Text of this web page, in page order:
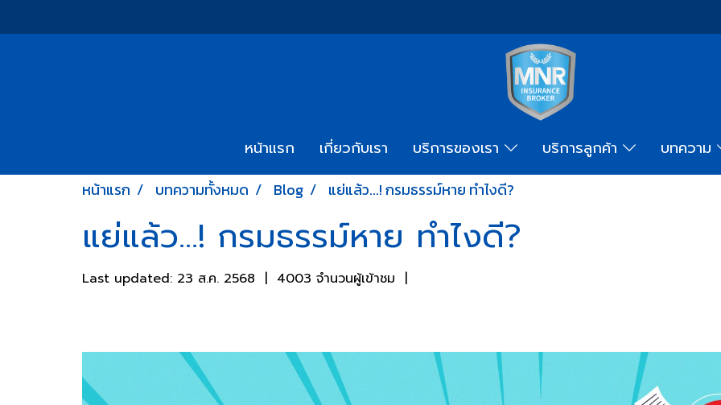
หน้าแรก เกี่ยวกับเรา บริการของเรา บริการลูกค้า บทความ
หน้าแรก บทความทั้งหมด Blog แย่แล้ว...! กรมธรรม์หาย ทำไงดี?
แย่แล้ว...! กรมธรรม์หาย ทำไงดี?
Last updated: 23 ส.ค. 2568 | 4003 จำนวนผู้เข้าชม |